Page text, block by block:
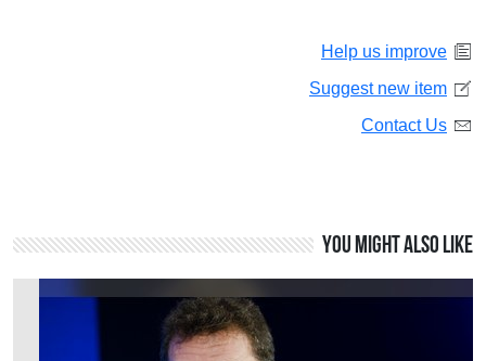
Help us improve
Suggest new item
Contact Us
You might also like